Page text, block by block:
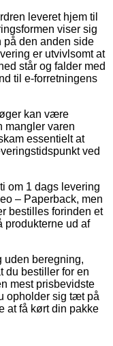
leveret hjem til
viser sig
på den anden side
er utvivlsomt at
står og falder med
til e-forretningens
kan være
varen
essentielt at
ved
om 1 dags levering
– Paperback, men
bestilles forinden et
produkterne ud af
uden beregning,
du bestiller for en
mest prisbevidste
opholder sig tæt på
at få kørt din pakke